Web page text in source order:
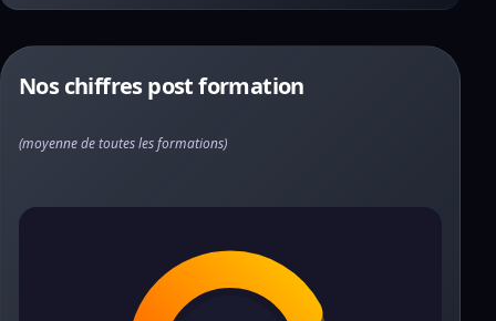
Nos chiffres post formation
(moyenne de toutes les formations)